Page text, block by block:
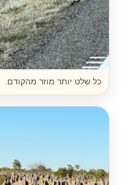
כל שלט יותר מוזר מהקודם.